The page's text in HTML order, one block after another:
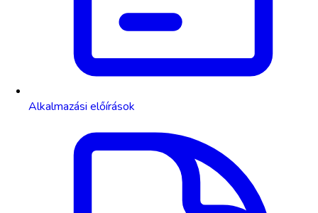
Alkalmazási előírások